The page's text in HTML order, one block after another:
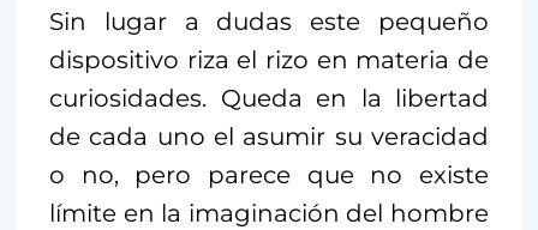
Sin lugar a dudas este pequeño
dispositivo riza el rizo en materia de
curiosidades. Queda en la libertad
de cada uno el asumir su veracidad
o no, pero parece que no existe
límite en la imaginación del hombre